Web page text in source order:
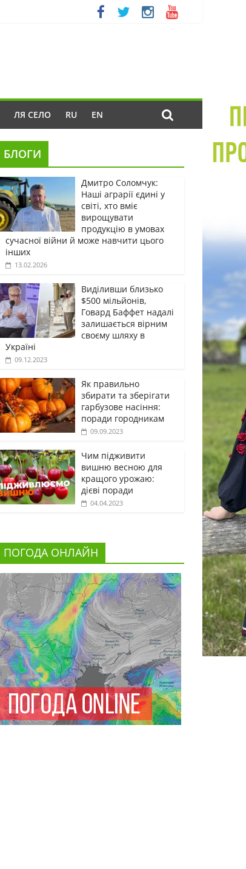
ЛЯ СЕЛО RU EN
БЛОГИ
Дмитро Соломчук:
Наші аграрії єдині у
світі, хто вміє
вирощувати
продукцію в умовах
сучасної війни й може навчити цього
інших
13.02.2026
Виділивши близько
$500 мільйонів,
Говард Баффет надалі
залишається вірним
своєму шляху в
Україні
09.12.2023
Як правильно
збирати та зберігати
гарбузове насіння:
поради городникам
09.09.2023
Чим підживити
вишню весною для
кращого урожаю:
дієві поради
04.04.2023
ПОГОДА ОНЛАЙН